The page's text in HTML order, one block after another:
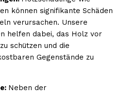
können signifikante Schäden
verursachen. Unsere
helfen dabei, das Holz vor
schützen und die
Gegenstände zu
Neben der